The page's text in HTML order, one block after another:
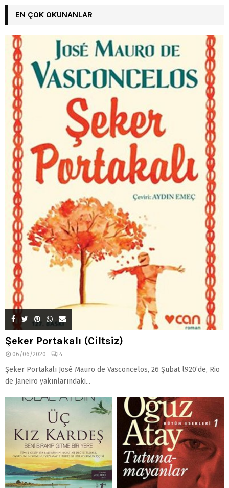
EN ÇOK OKUNANLAR
Şeker Portakalı (Ciltsiz)
06/06/2020 4
Şeker Portakalı José Mauro de Vasconcelos, 26 Şubat l920’de, Rio
de Janeiro yakınlarındaki...